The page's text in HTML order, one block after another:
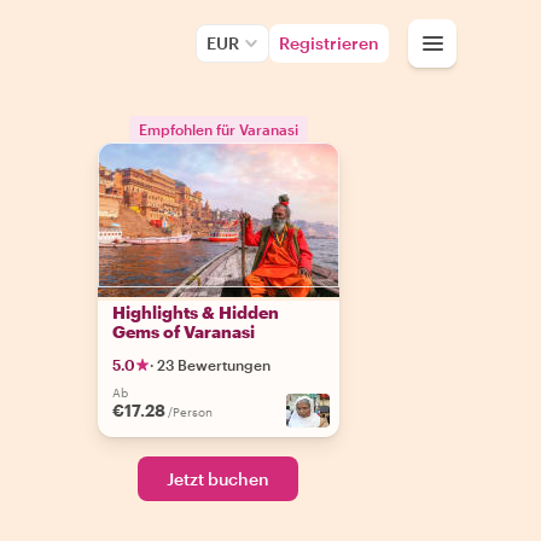
EUR Registrieren
Empfohlen für Varanasi
Highlights & Hidden
Gems of Varanasi
5.0 · 23 Bewertungen
Ab
€17.28 /Person
Jetzt buchen